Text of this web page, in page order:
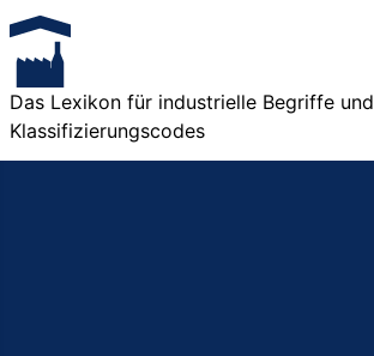
Das Lexikon für industrielle Begriffe und
Klassifizierungscodes